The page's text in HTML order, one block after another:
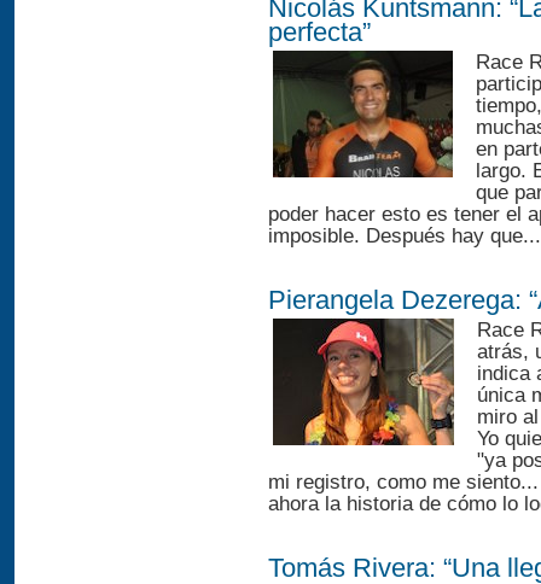
Nicolás Kuntsmann:
perfecta”
Race
en
largo.
que
poder hacer esto es tener el
imposible. Después hay que...
Pierangela Dezerega:
Race
atrás,
indica
única
miro
Yo
"ya
mi registro, como me
ahora la historia de cómo lo
Tomás Rivera: “Una